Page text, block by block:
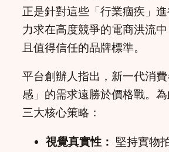
正是針對這些「行業痼疾」進
力求在高度競爭的電商洪流
且值得信任的品牌標準。
平台創辦人指出，新一代消
感」的需求遠勝於價格戰。
三大核心策略：
視覺真實性： 堅持實物